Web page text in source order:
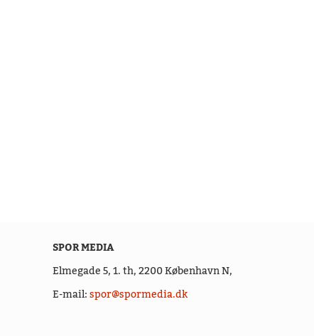
SPOR MEDIA
Elmegade 5, 1. th,2200 København N,
E-mail:spor@spormedia.dk